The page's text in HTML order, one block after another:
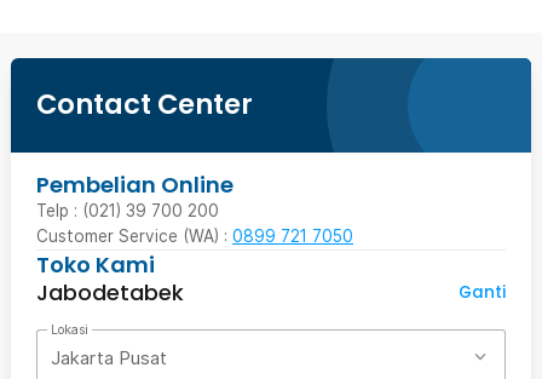
Contact Center
Pembelian Online
Telp : (021) 39 700 200
Customer Service (WA) : 0899 721 7050
Toko Kami
Jabodetabek
Ganti
Lokasi
Jakarta Pusat